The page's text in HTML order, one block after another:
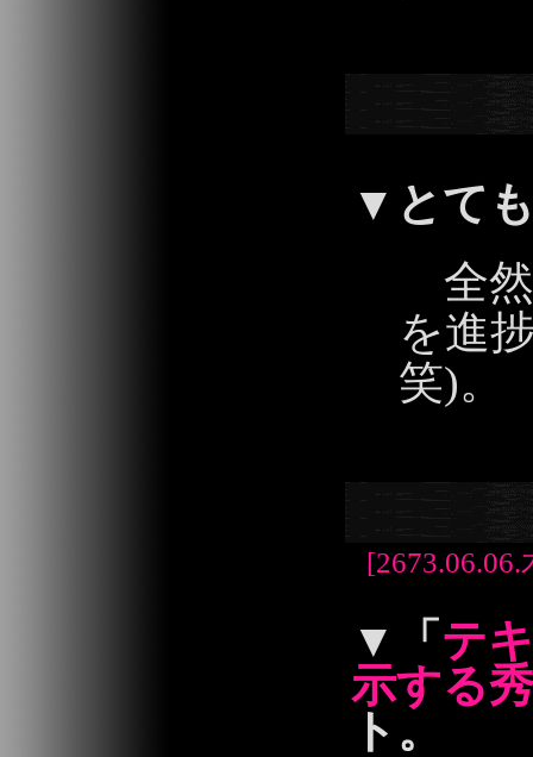
▼ とて
全然
を進
笑)。
[2673.06.06.
▼ 「 テ
示する
ト。